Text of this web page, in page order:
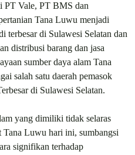
PT Vale, PT BMS dan
Tana Luwu menjadi
terbesar di Sulawesi Selatan dan
distribusi barang dan jasa
sumber daya alam Tana
salah satu daerah pemasok
di Sulawesi Selatan.
yang dimiliki tidak selaras
Tana Luwu hari ini, sumbangsi
signifikan terhadap